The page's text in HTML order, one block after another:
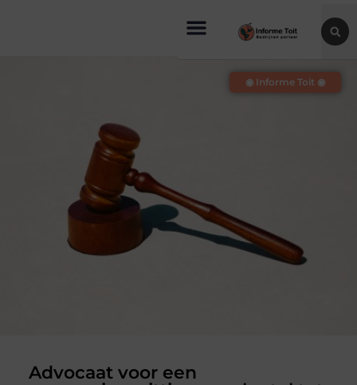
Advocaat voor een
◉ Informe Toit ◉